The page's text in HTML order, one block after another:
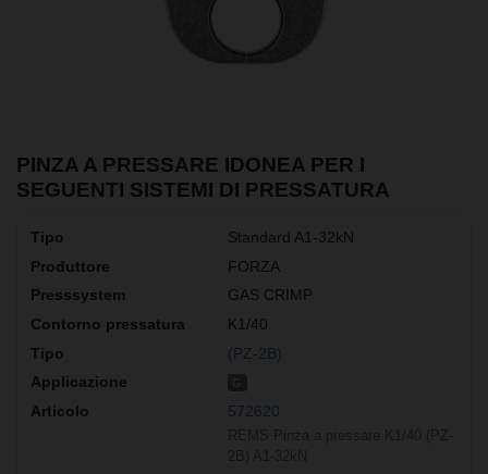
PINZA A PRESSARE IDONEA PER I
SEGUENTI SISTEMI DI PRESSATURA
Standard A1-32kN
FORZA
GAS CRIMP
K1/40
(PZ-2B)
572620